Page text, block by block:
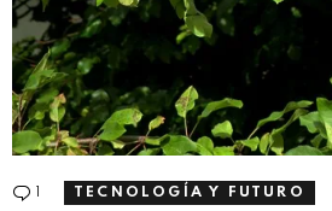
Comentario
TECNOLOGÍA Y FUTURO